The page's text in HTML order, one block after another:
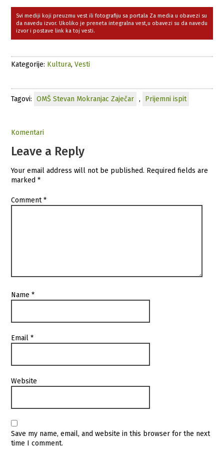
Svi mediji koji preuzmu vest ili fotografiju sa portala Za media u obavezi su
da navedu izvor. Ukoliko je preneta integralna vest,u obavezi su da navedu
izvor i postave link ka toj vesti.
Kategorije: Kultura,Vesti
Tagovi: OMŠ Stevan Mokranjac Zaječar , Prijemni ispit
Komentari
Leave a Reply
Your email address will not be published. Required fields are
marked*
Comment*
Name*
Email*
Website
Save my name, email, and website in this browser for the next
time I comment.